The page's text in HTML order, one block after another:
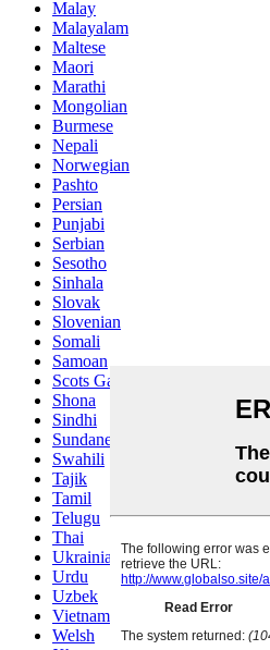
Malay
Malayalam
Maltese
Maori
Marathi
Mongolian
Burmese
Nepali
Norwegian
Pashto
Persian
Punjabi
Serbian
Sesotho
Sinhala
Slovak
Slovenian
Somali
Samoan
Scots Gaelic
Shona
Sindhi
Sundanese
Swahili
Tajik
Tamil
Telugu
Thai
Ukrainian
Urdu
Uzbek
Vietnamese
Welsh